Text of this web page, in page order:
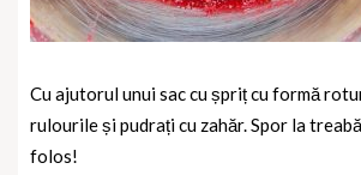
Cu ajutorul unui sac cu șpriț cu formă
rulourile și pudrați cu zahăr. Spor la
folos!